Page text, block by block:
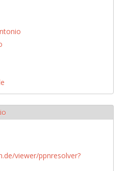
viewer/ppnresolver?